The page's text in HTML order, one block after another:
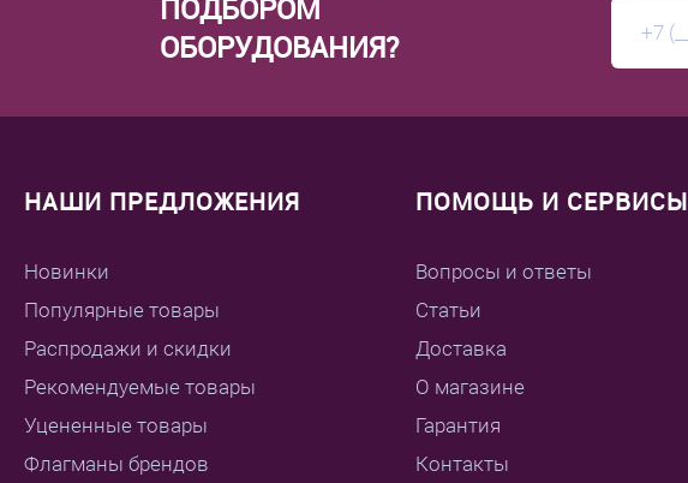
ПОДБОРОМ
ОБОРУДОВАНИЯ?
НАШИ ПРЕДЛОЖЕНИЯ
Новинки
Популярные товары
Распродажи и скидки
Рекомендуемые товары
Уцененные товары
Флагманы брендов
ПОМОЩЬ И СЕРВИСЫ
Вопросы и ответы
Статьи
Доставка
О магазине
Гарантия
Контакты